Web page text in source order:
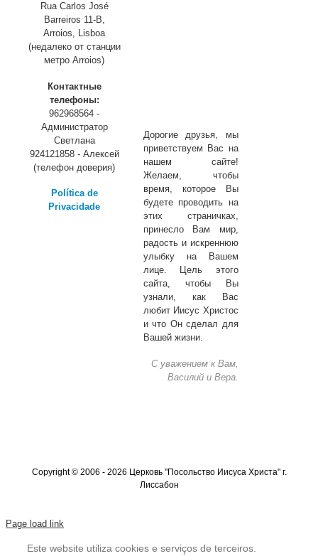
Rua Carlos José
Barreiros 11-B,
Arroios, Lisboa
(недалеко от станции
метро Arroios)
Контактные
телефоны:
962968564 -
Администратор
Светлана
924121858 - Алексей
(телефон доверия)
Política de
Privacidade
Дорогие друзья, мы
приветствуем Вас на
нашем сайте!
Желаем, чтобы
время, которое Вы
будете проводить на
этих страничках,
принесло Вам мир,
радость и искреннюю
улыбку на Вашем
лице. Цель этого
сайта, чтобы Вы
узнали, как Вас
любит Иисус Христос
и что Он сделал для
Вашей жизни.
С уважением к Вам,
Василий и Вера.
Copyright © 2006 - 2026 Церковь "Посольство Иисуса Христа" г.
Лиссабон
Page load link
Este website utiliza cookies e serviços de terceiros.